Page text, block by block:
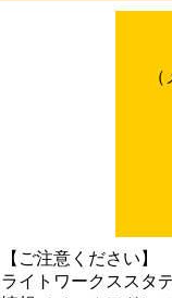
【ご注意ください】
ライトワークススタ